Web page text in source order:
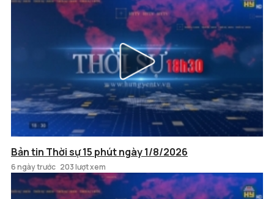
Bản tin Thời sự 15 phút ngày 1/8/2026
6 ngày trước 203 lượt xem